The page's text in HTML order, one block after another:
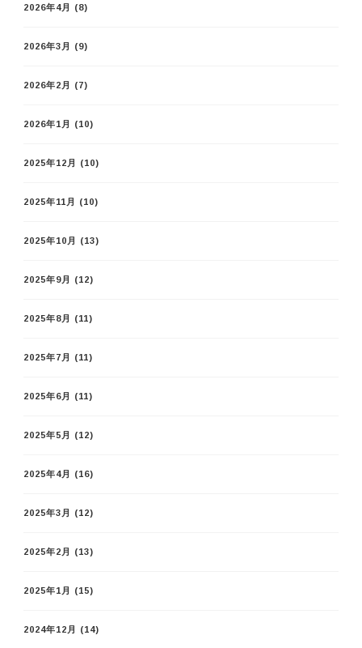
2026年4月 (8)
2026年3月 (9)
2026年2月 (7)
2026年1月 (10)
2025年12月 (10)
2025年11月 (10)
2025年10月 (13)
2025年9月 (12)
2025年8月 (11)
2025年7月 (11)
2025年6月 (11)
2025年5月 (12)
2025年4月 (16)
2025年3月 (12)
2025年2月 (13)
2025年1月 (15)
2024年12月 (14)